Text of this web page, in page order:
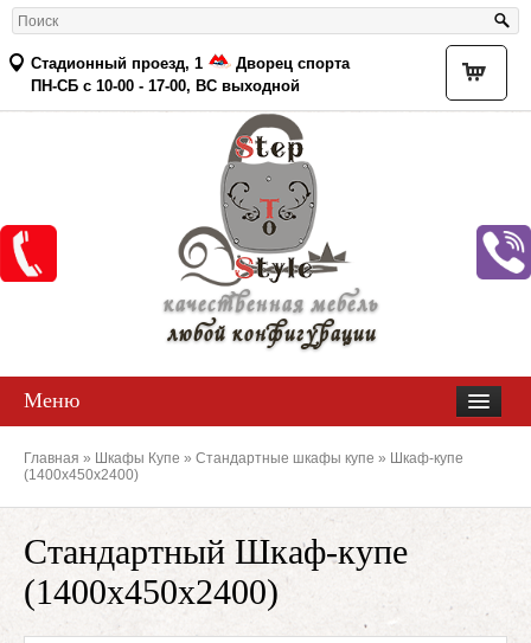
Стадионный проезд, 1
Дворец спорта
ПН-СБ с 10-00 - 17-00, ВС выходной
качественная мебель
любой конфигурации
Меню
Главная » Шкафы Купе » Стандартные шкафы купе » Шкаф-купе
(1400х450х2400)
Стандартный Шкаф-купе
(1400х450х2400)